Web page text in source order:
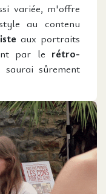
variée, m'offre
au contenu
aux portraits
par le rétro-
saurai sûrement